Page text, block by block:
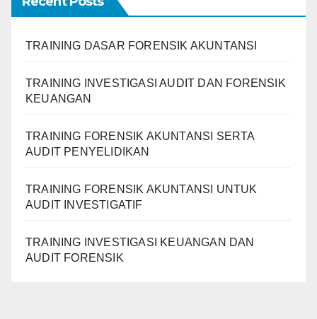
TRAINING DASAR FORENSIK AKUNTANSI
TRAINING INVESTIGASI AUDIT DAN FORENSIK
KEUANGAN
TRAINING FORENSIK AKUNTANSI SERTA
AUDIT PENYELIDIKAN
TRAINING FORENSIK AKUNTANSI UNTUK
AUDIT INVESTIGATIF
TRAINING INVESTIGASI KEUANGAN DAN
AUDIT FORENSIK